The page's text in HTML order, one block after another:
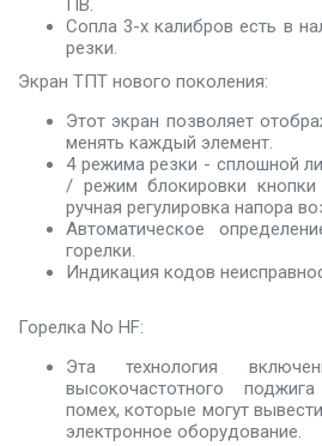
Сопла 3-х калибров есть в
резки.
Экран ТПТ нового поколения:
Этот экран позволяет
менять каждый элемент.
4 режима резки - сплошной
/ режим блокировки кнопки
ручная регулировка напора
Автоматическое
горелки.
Индикация кодов
Горелка No HF:
Эта технология
высокочастотного
помех, которые могут
электронное оборудование.